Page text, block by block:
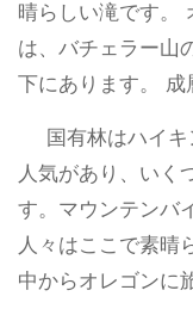
晴らしい滝です。
は、バチェラー山
下にあります。 成
国有林はハイ
人気があり、いく
す。マウンテンバ
人々はここで素晴
中からオレゴンに